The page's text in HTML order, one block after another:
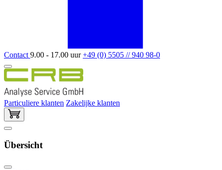
Contact 9.00 - 17.00 uur+49 (0) 5505 // 940 98-0
Particuliere klanten Zakelijke klanten
Übersicht